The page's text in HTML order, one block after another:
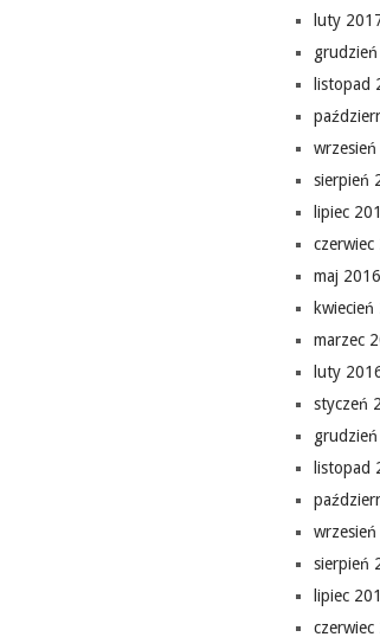
luty
listopad
sierpień
lipiec
czerwiec
maj 2016
kwiecień
marzec
luty
styczeń
listopad
sierpień
lipiec
czerwiec